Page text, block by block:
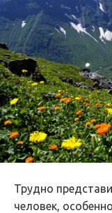
Трудно
человек,